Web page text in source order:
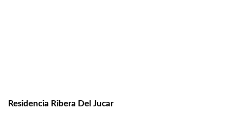
Residencia Ribera Del Jucar